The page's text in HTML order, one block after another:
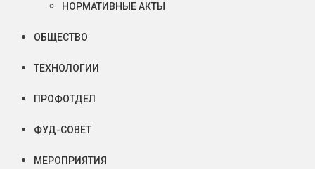
НОРМАТИВНЫЕ АКТЫ
ОБЩЕСТВО
ТЕХНОЛОГИИ
ПРОФОТДЕЛ
ФУД-СОВЕТ
МЕРОПРИЯТИЯ